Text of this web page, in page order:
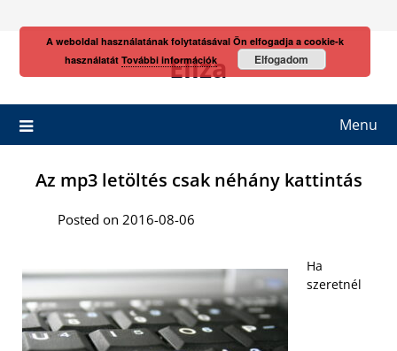
Eliza
Menu
Az mp3 letöltés csak néhány kattintás
Posted on 2016-08-06
Ha
szeretnél
A weboldal használatának folytatásával Ön elfogadja a cookie-k
használatát További információk Elfogadom